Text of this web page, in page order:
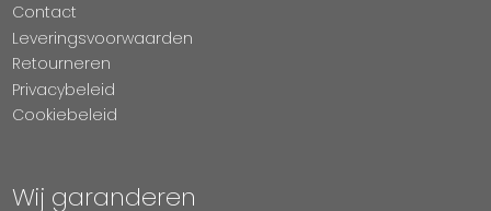
Contact
Leveringsvoorwaarden
Retourneren
Privacybeleid
Cookiebeleid
Wij garanderen